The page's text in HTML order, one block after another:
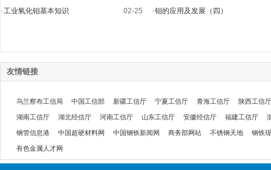
·工业氧化钼基本知识 02-25
·钼的应用及发展（四）
友情链接
乌兰察布工信局 中国工信部 新疆工信厅 宁夏工信厅 青海工信厅 陕西工信厅
湖南工信厅 湖北经信厅 河南工信厅 山东工信厅 安徽经信厅 福建工信厅
钢管信息港 中国超硬材料网 中国钢铁新闻网 商务部网站 不锈钢天地 钢铁
有色金属人才网